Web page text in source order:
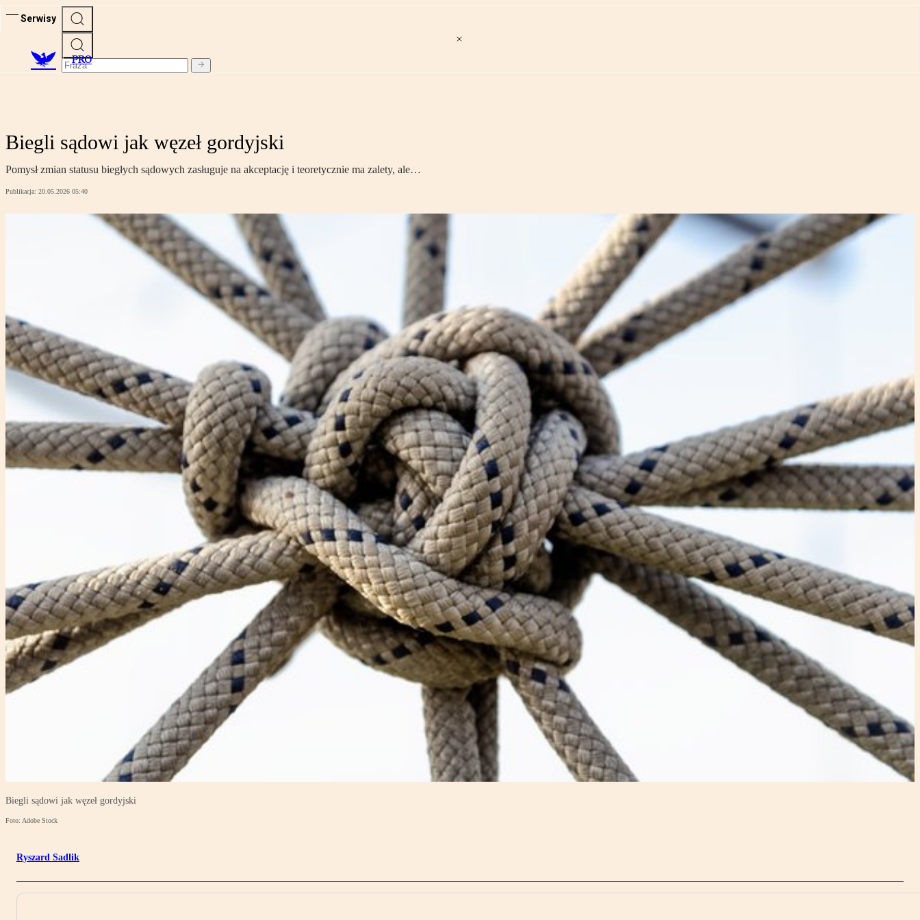
Serwisy
PRO
Biegli sądowi jak węzeł gordyjski
Pomysł zmian statusu biegłych sądowych zasługuje na akceptację i teoretycznie ma zalety, ale…
Publikacja: 20.05.2026 05:40
Biegli sądowi jak węzeł gordyjski
Foto: Adobe Stock
Ryszard Sadlik